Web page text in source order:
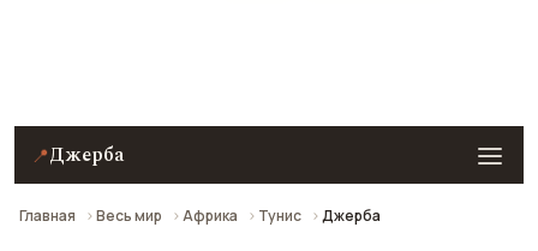
📍Джерба
Главная Весь мир Африка Тунис Джерба